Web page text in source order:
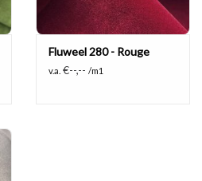
Fluweel 280 - Rouge
v.a. €--,-- /m1